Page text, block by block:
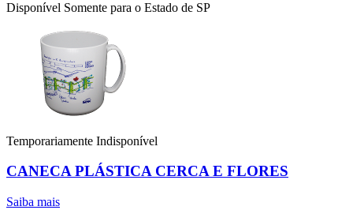
Disponível Somente para o Estado de SP
Temporariamente Indisponível
CANECA PLÁSTICA CERCA E FLORES
Saiba mais